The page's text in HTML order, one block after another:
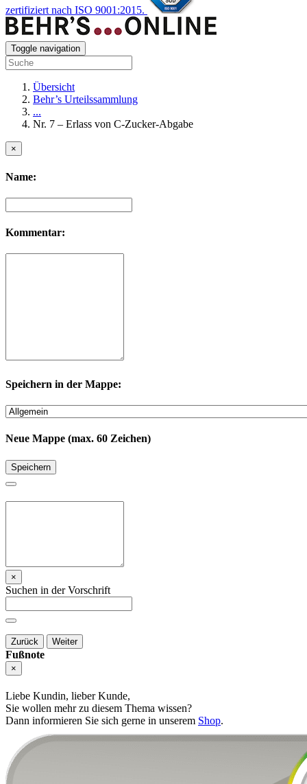
zertifiziert nach ISO 9001:2015.
Toggle navigation
Übersicht
Behr’s Urteilssammlung
...
Nr. 7 – Erlass von C-Zucker-Abgabe
×
Name:
Kommentar:
Speichern in der Mappe:
Neue Mappe (max. 60 Zeichen)
Speichern
×
Suchen in der Vorschrift
Zurück Weiter
Fußnote
×
Liebe Kundin, lieber Kunde,
Sie wollen mehr zu diesem Thema wissen?
Dann informieren Sie sich gerne in unserem Shop.